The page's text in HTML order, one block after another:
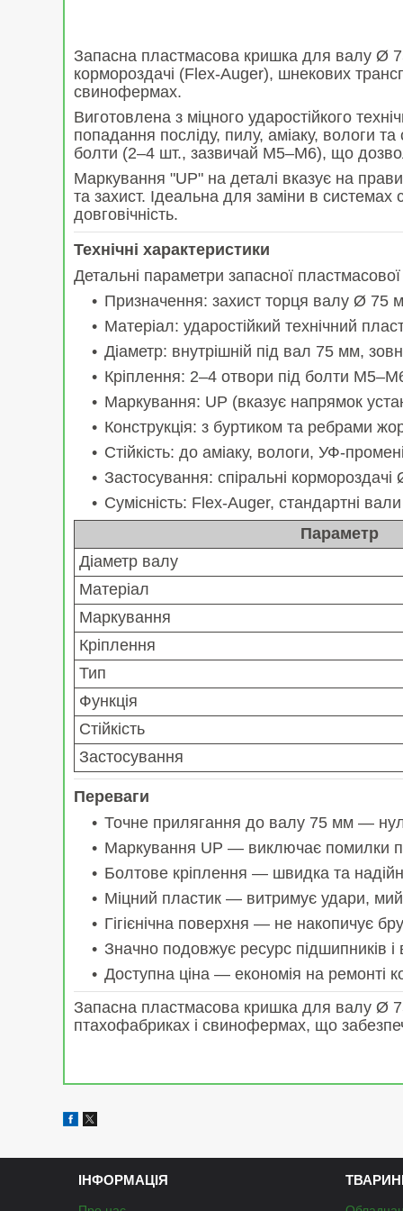
Запасна пластмасова кришка для валу Ø
кормороздачі (Flex-Auger), шнекових
свинофермах.
Виготовлена з міцного ударостійкого
попадання посліду, пилу, аміаку, вологи
болти (2–4 шт., зазвичай М5–М6), що
Маркування "UP" на деталі вказує на
та захист. Ідеальна для заміни в
довговічність.
Технічні характеристики
Детальні параметри запасної
Призначення: захист торця валу Ø 75
Матеріал: ударостійкий технічний
Діаметр: внутрішній під вал 75 мм,
Кріплення: 2–4 отвори під болти
Маркування: UP (вказує напрямок
Конструкція: з буртиком та ребрами
Стійкість: до аміаку, вологи, УФ-
Застосування: спіральні
Сумісність: Flex-Auger, стандартні
Параметр
Діаметр валу
Матеріал
Маркування
Кріплення
Тип
Функція
Стійкість
Застосування
Переваги
Точне прилягання до валу 75 мм —
Маркування UP — виключає помилки
Болтове кріплення — швидка та
Міцний пластик — витримує удари,
Гігієнічна поверхня — не накопичує
Значно подовжує ресурс підшипників і
Доступна ціна — економія на ремонті
Запасна пластмасова кришка для валу Ø
птахофабриках і свинофермах, що
ІНФОРМАЦІЯ